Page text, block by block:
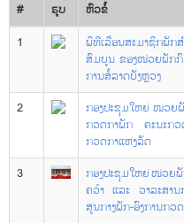
# ຮູບ ​ຫົວ​ຂໍ້
1
ພິທີເລື່ອນສະມາຊິກພັກ
ສົມບູນ ຂອງໜ່ວຍພັກ
ການສໍ້ລາດບັງຫຼວງ
2
ກອງປະຊຸມໃຫຍ່ ໜ່ວຍ
ກວດກາພັກ ຄະນະກວ
ກວດກາແຫ່ງລັດ
3
ກອງປະຊຸມໃຫຍ່ ໜ່ວຍ
ຄວ້າ ແລະ ວາລະສາ
ສູນກາງພັກ-ອົງການກວ